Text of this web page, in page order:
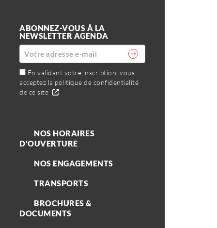
ABONNEZ-VOUS À LA
NEWSLETTER AGENDA
En validant votre inscription, vous
acceptez la politique de confidentialité
de ce site
NOS HORAIRES
D'OUVERTURE
NOS ENGAGEMENTS
TRANSPORTS
BROCHURES &
DOCUMENTS